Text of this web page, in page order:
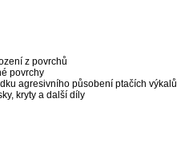
z povrchů
povrchy
agresivního působení ptačích
kryty a další díly